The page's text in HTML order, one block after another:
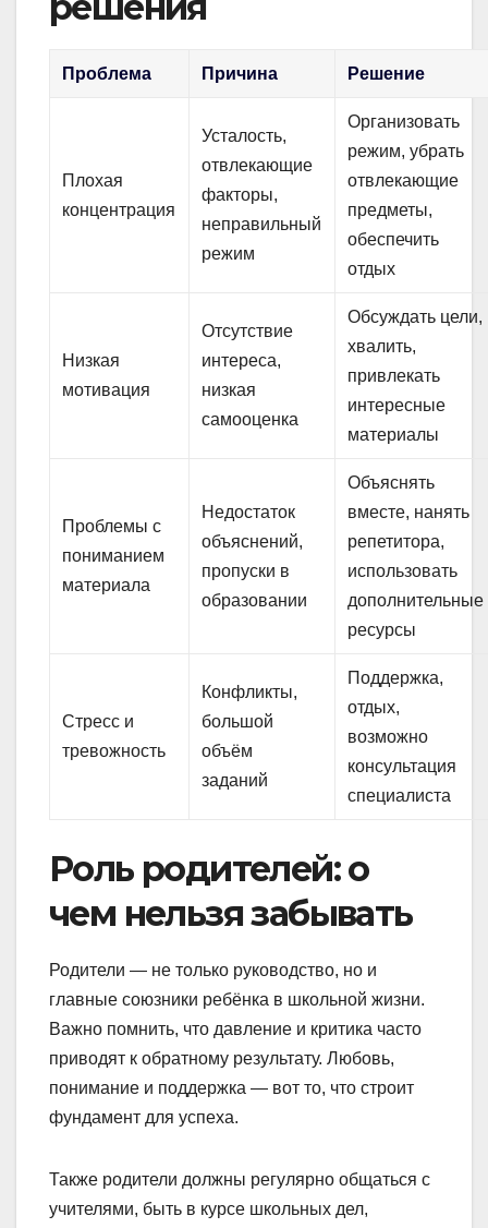
Проблема Причина Решение
Плохая
концентрация
Усталость,
отвлекающие
факторы,
неправильный
режим
Организовать
режим, убрать
отвлекающие
предметы,
обеспечить
отдых
Низкая
мотивация
Отсутствие
интереса,
низкая
самооценка
Обсуждать цели,
хвалить,
привлекать
интересные
материалы
Проблемы с
пониманием
материала
Недостаток
объяснений,
пропуски в
образовании
Объяснять
вместе, нанять
репетитора,
использовать
дополнительные
ресурсы
Стресс и
тревожность
Конфликты,
большой
объём
заданий
Поддержка,
отдых,
возможно
консультация
специалиста
Роль родителей: о
чем нельзя забывать
Родители — не только руководство, но и
главные союзники ребёнка в школьной жизни.
Важно помнить, что давление и критика часто
приводят к обратному результату. Любовь,
понимание и поддержка — вот то, что строит
фундамент для успеха.
Также родители должны регулярно общаться с
учителями, быть в курсе школьных дел,